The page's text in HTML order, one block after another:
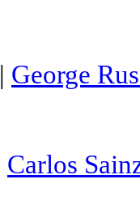
| George
Carlos